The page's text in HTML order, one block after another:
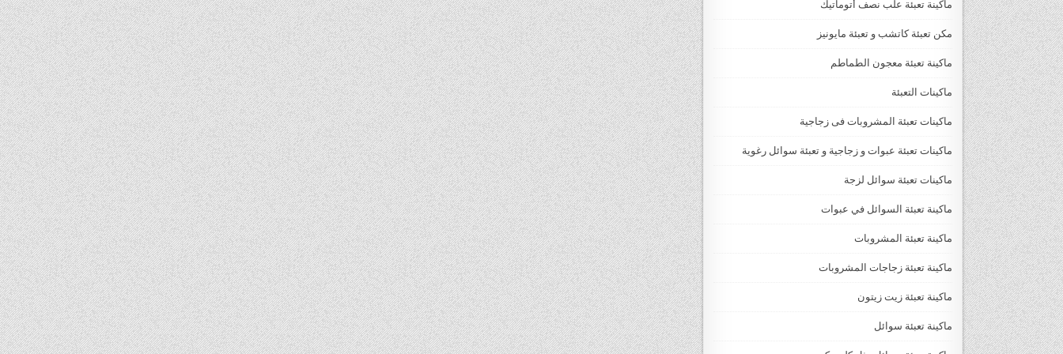
ماكينة تعبئة علب نصف أتوماتيك
مكن تعبئة كاتشب و تعبئة مايونيز
ماكينة تعبئة معجون الطماطم
ماكينات التعبئة
ماكينات تعبئة المشروبات فى زجاجية
ماكينات تعبئة عبوات و زجاجية و تعبئة سوائل رغوية
ماكينات تعبئة سوائل لزجة
‏‏‏ماكينة تعبئة السوائل في عبوات
ماكينة تعبئة المشروبات
ماكينة تعبئة زجاجات المشروبات
ماكينة تعبئة زيت زيتون
ماكينة تعبئة سوائل